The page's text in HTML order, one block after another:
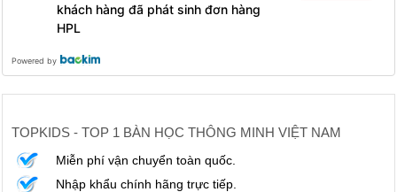
khách hàng đã phát sinh đơn hàng
HPL
Powered by
TOPKIDS - TOP 1 BÀN HỌC THÔNG MINH VIỆT NAM
Miễn phí vận chuyển toàn quốc.
Nhập khẩu chính hãng trực tiếp.